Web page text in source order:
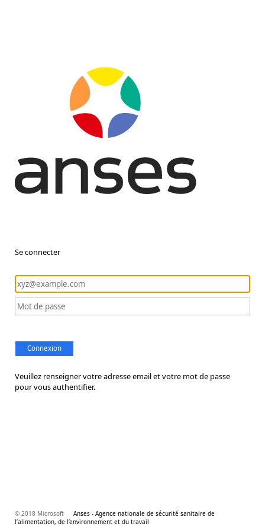
Se connecter
Connexion
Veuillez renseigner votre adresse email et votre mot de passe
pour vous authentifier.
© 2018 Microsoft
Anses - Agence nationale de sécurité sanitaire de
l’alimentation, de l’environnement et du travail